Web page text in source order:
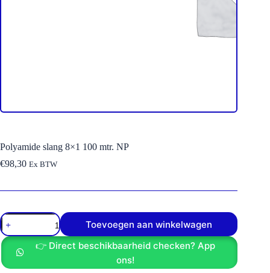
Polyamide slang 8×1 100 mtr. NP
€98,30 Ex BTW
Polyamide
slang
8x1
mtr.
NP
Toevoegen aan winkelwagen
👉 Direct beschikbaarheid checken? App
ons!